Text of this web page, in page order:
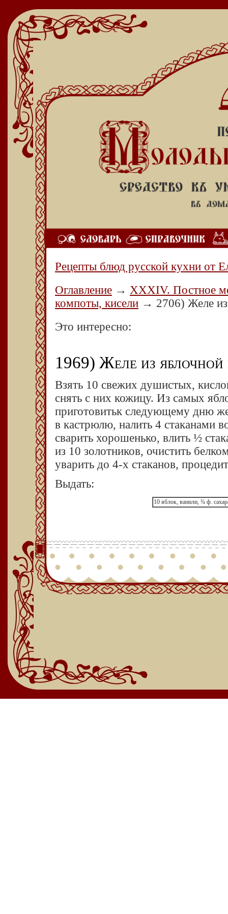
Рецепты блюд русской кухни от
Оглавление → ХХХIV. Постное
компоты, кисели → 2706) Желе
Это интересно:
1969) Желе из
Взять 10 свежих душистых,
снять с них кожицу. Из самых
приготовитьк следующему дню
в кастрюлю, налить 4 стаканами
сварить хорошенько, влить ½
из 10 золотников, очистить
уварить до 4-х стаканов,
Выдать:
10 яблок, ванили, ¾ ф.